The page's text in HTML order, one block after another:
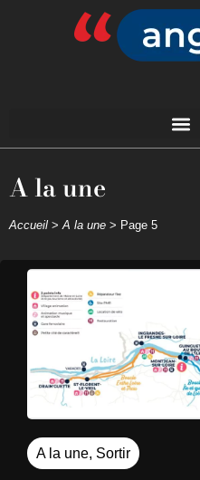
A la une
Accueil >A la une > Page 5
A la une, Sortir